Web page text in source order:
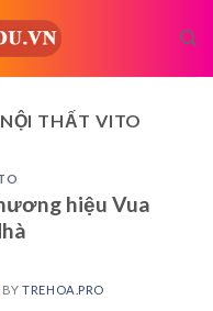
NỘI THẤT VITO
hiệu Vua
BYTREHOA.PRO